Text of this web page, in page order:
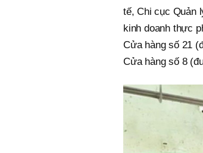
tế, Chi cục Quản
kinh doanh thực
Cửa hàng số 21
Cửa hàng số 8